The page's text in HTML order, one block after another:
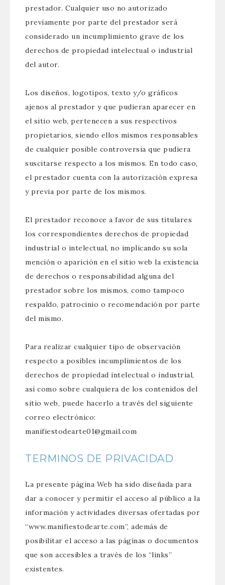
prestador. Cualquier uso no autorizado
previamente por parte del prestador será
considerado un incumplimiento grave de los
derechos de propiedad intelectual o industrial
del autor.
Los diseños, logotipos, texto y/o gráficos
ajenos al prestador y que pudieran aparecer en
el sitio web, pertenecen a sus respectivos
propietarios, siendo ellos mismos responsables
de cualquier posible controversia que pudiera
suscitarse respecto a los mismos. En todo caso,
el prestador cuenta con la autorización expresa
y previa por parte de los mismos.
El prestador reconoce a favor de sus titulares
los correspondientes derechos de propiedad
industrial o intelectual, no implicando su sola
mención o aparición en el sitio web la existencia
de derechos o responsabilidad alguna del
prestador sobre los mismos, como tampoco
respaldo, patrocinio o recomendación por parte
del mismo.
Para realizar cualquier tipo de observación
respecto a posibles incumplimientos de los
derechos de propiedad intelectual o industrial,
así como sobre cualquiera de los contenidos del
sitio web, puede hacerlo a través del siguiente
correo electrónico:
manifiestodearte01@gmail.com
TERMINOS DE PRIVACIDAD
La presente página Web ha sido diseñada para
dar a conocer y permitir el acceso al público a la
información y actividades diversas ofertadas por
“www.manifiestodearte.com”, además de
posibilitar el acceso a las páginas o documentos
que son accesibles a través de los “links”
existentes.